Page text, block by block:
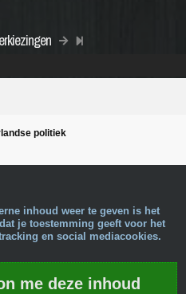
politiek
inhoud weer te geven is het
je toestemming geeft voor het
en social mediacookies.
me deze inhoud